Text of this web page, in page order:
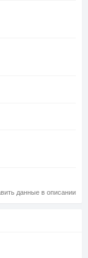
данные в описании